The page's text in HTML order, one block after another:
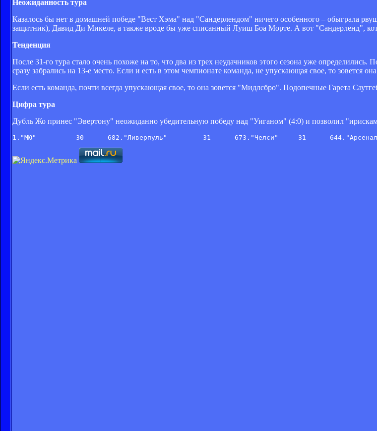
Неожиданность тура
Казалось бы нет в домашней победе "Вест Хэма" над "Сандерлендом" ничего особенного – обыграла
защитник), Давид Ди Микеле, а также вроде бы уже списанный Луиш Боа Морте. А вот "Сандерленд",
Тенденция
После 31-го тура стало очень похоже на то, что два из трех неудачников этого сезона уже
сразу забрались на 13-е место. Если и есть в этом чемпионате команда, не упускающая свое, то зовется
Если есть команда, почти всегда упускающая свое, то она зовется "Мидлсбро". Подопечные Гарета
Цифра тура
Дубль Жо принес "Эвертону" неожиданно убедительную победу над "Уиганом" (4:0) и позволил